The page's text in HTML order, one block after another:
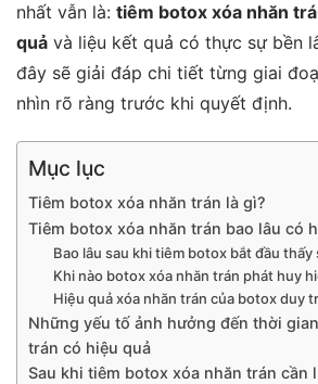
nhất vẫn là: tiêm botox xóa nhăn
quả và liệu kết quả có thực sự bền
đây sẽ giải đáp chi tiết từng giai
nhìn rõ ràng trước khi quyết định.
Mục lục
Tiêm botox xóa nhăn trán là gì?
Tiêm botox xóa nhăn trán bao lâu có
Bao lâu sau khi tiêm botox bắt đầu thấy
Khi nào botox xóa nhăn trán phát huy
Hiệu quả xóa nhăn trán của botox duy
Những yếu tố ảnh hưởng đến thời
trán có hiệu quả
Sau khi tiêm botox xóa nhăn trán cần